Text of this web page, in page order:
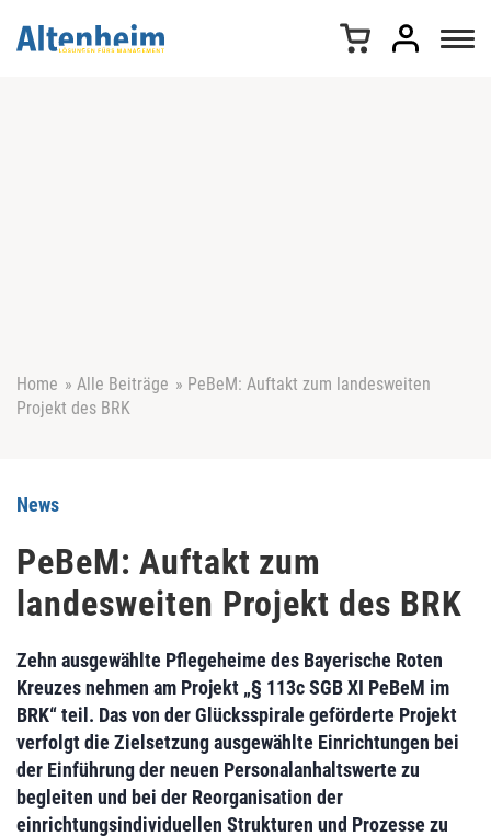
Home » Alle Beiträge » PeBeM: Auftakt zum landesweiten
Projekt des BRK
News
PeBeM: Auftakt zum
landesweiten Projekt des BRK
Zehn ausgewählte Pflegeheime des Bayerische Roten
Kreuzes nehmen am Projekt „§ 113c SGB XI PeBeM im
BRK“ teil. Das von der Glücksspirale geförderte Projekt
verfolgt die Zielsetzung ausgewählte Einrichtungen bei
der Einführung der neuen Personalanhaltswerte zu
begleiten und bei der Reorganisation der
einrichtungsindividuellen Strukturen und Prozesse zu